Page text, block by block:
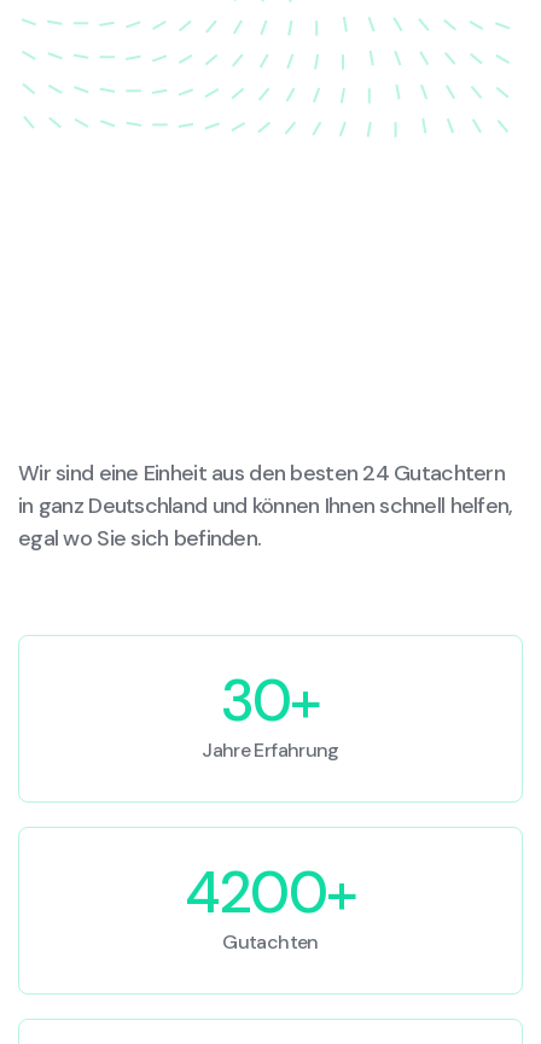
wieder in ihren ursprünglichen Zustand gebracht
wird.
Wir sind eine Einheit aus den besten 24 Gutachtern
in ganz Deutschland und können Ihnen schnell helfen,
egal wo Sie sich befinden.
30+
Jahre Erfahrung
4200+
Gutachten